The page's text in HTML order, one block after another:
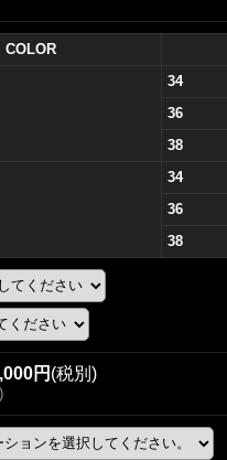
COLOR
34
36
38
34
36
38
円 (税別)
)